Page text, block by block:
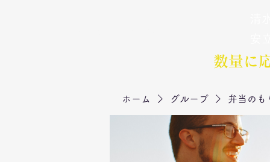
数量に
ホーム グループ 弁当のも